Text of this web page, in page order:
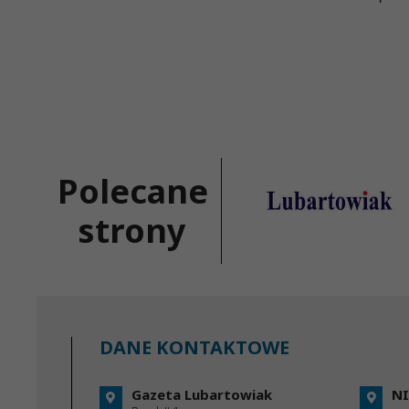
Polecane
strony
DANE KONTAKTOWE
Gazeta Lubartowiak